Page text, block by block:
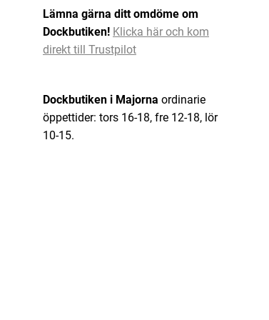
Lämna gärna ditt omdöme om
Dockbutiken! Klicka här och kom
direkt till Trustpilot
Dockbutiken i Majorna ordinarie
öppettider: tors 16-18, fre 12-18, lör
10-15.